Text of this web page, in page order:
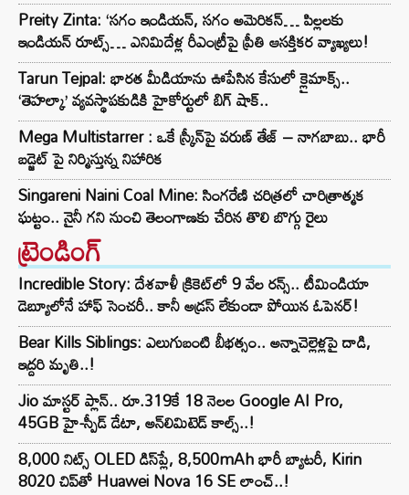
Preity Zinta: ‘సగం ఇండియన్, సగం అమెరికన్… పిల్లలకు
ఇండియన్ రూట్స్… ఎనిమిదేళ్ల రీఎంట్రీపై ప్రీతి ఆసక్తికర వ్యాఖ్యలు!
Tarun Tejpal: భారత మీడియాను ఊపేసిన కేసులో క్లైమాక్స్..
‘తెహల్కా’ వ్యవస్థాపకుడికి హైకోర్టులో బిగ్ షాక్..
Mega Multistarrer : ఒకే స్క్రీన్‌పై వరుణ్ తేజ్ – నాగబాబు.. భారీ
బడ్జెట్ పై నిర్మిస్తున్న నిహారిక
Singareni Naini Coal Mine: సింగరేణి చరిత్రలో చారిత్రాత్మక
ఘట్టం.. నైనీ గని నుంచి తెలంగాణకు చేరిన తొలి బొగ్గు రైలు
ట్రెండింగ్‌
Incredible Story: దేశవాళీ క్రికెట్‌లో 9 వేల రన్స్.. టీమిండియా
డెబ్యూలోనే హాఫ్ సెంచరీ.. కానీ అడ్రస్ లేకుండా పోయిన ఓపెనర్!
Bear Kills Siblings: ఎలుగుబంటి బీభత్సం.. అన్నాచెల్లెళ్లపై దాడి,
ఇద్దరి మృతి..!
Jio మాస్టర్ ప్లాన్.. రూ.319కే 18 నెలల Google AI Pro,
45GB హై-స్పీడ్ డేటా, అన్⁭లిమిటెడ్ కాల్స్..!
8,000 నిట్స్ OLED డిస్‌ప్లే, 8,500mAh భారీ బ్యాటరీ, Kirin
8020 చిప్‌తో Huawei Nova 16 SE లాంచ్..!